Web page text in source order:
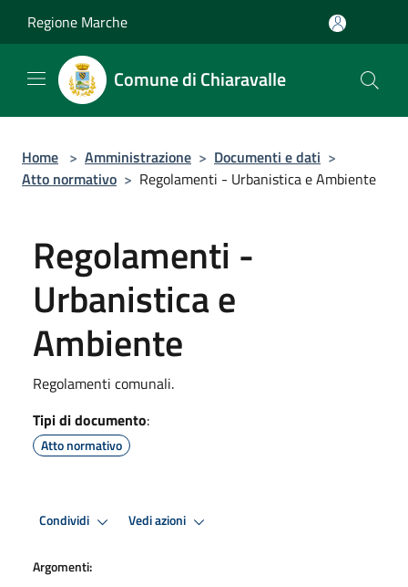
Regione Marche
Comune di Chiaravalle
Home > Amministrazione > Documenti e dati >
Atto normativo > Regolamenti - Urbanistica e Ambiente
Regolamenti -
Urbanistica e
Ambiente
Regolamenti comunali.
Tipi di documento:
Atto normativo
Condividi Vedi azioni
Argomenti: